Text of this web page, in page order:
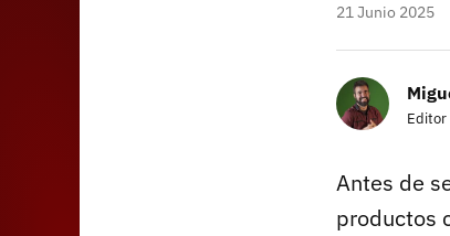
21 Junio 2025
Editor
Antes de
productos